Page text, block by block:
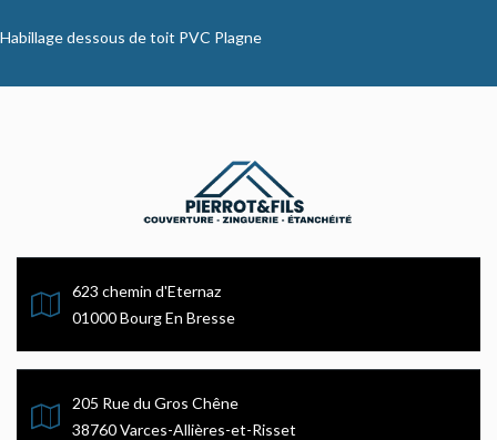
Habillage dessous de toit PVC Plagne
623 chemin d'Eternaz
01000 Bourg En Bresse
205 Rue du Gros Chêne
38760 Varces-Allières-et-Risset